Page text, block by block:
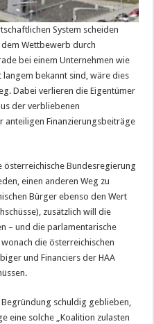
System scheiden
Wettbewerb durch
bei einem Unternehmen wie
langem bekannt sind, wäre dies
Dabei verlieren die Eigentümer
der verbliebenen
anteiligen Finanzierungsbeiträge
österreichische Bundesregierung
einen anderen Weg zu
Bürger ebenso den Wert
zusätzlich will die
– und die parlamentarische
die österreichischen
und Financiers der HAA
schuldig geblieben,
eine solche „Koalition zulasten